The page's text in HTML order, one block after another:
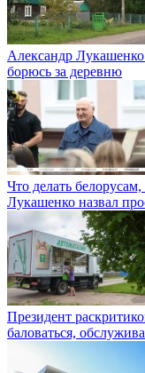
Александр
борюсь за деревню
Что делать
Лукашенко назвал
Президент
баловаться,